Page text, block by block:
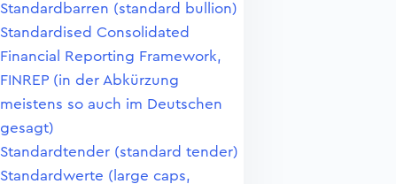
Standardbarren (standard bullion)
Standardised Consolidated
Financial Reporting Framework,
FINREP (in der Abkürzung
meistens so auch im Deutschen
gesagt)
Standardtender (standard tender)
Standardwerte (large caps,